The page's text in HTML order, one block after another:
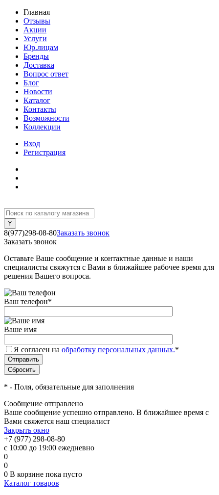
Главная
Отзывы
Акции
Услуги
Юр.лицам
Бренды
Доставка
Вопрос ответ
Блог
Новости
Каталог
Контакты
Возможности
Коллекции
Вход
Регистрация
8(977)298-08-80Заказать звонок
Заказать звонок
Оставьте Ваше сообщение и контактные данные и наши
специалисты свяжутся с Вами в ближайшее рабочее время для
решения Вашего вопроса.
Ваш телефон*
Ваше имя
Я согласен на обработку персональных данных.*
* - Поля, обязательные для заполнения
Сообщение отправлено
Ваше сообщение успешно отправлено. В ближайшее время с
Вами свяжется наш специалист
Закрыть окно
+7 (977) 298-08-80
с 10:00 до 19:00 ежедневно
0
0
0 В корзине пока пусто
Каталог товаров